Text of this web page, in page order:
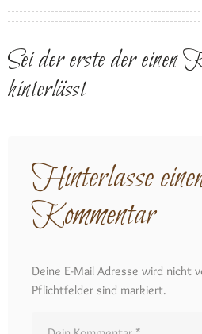
Sei der erste der einen
hinterlässt
Hinterlasse
Kommentar
Deine E-Mail Adresse wird nicht
Pflichtfelder sind markiert.